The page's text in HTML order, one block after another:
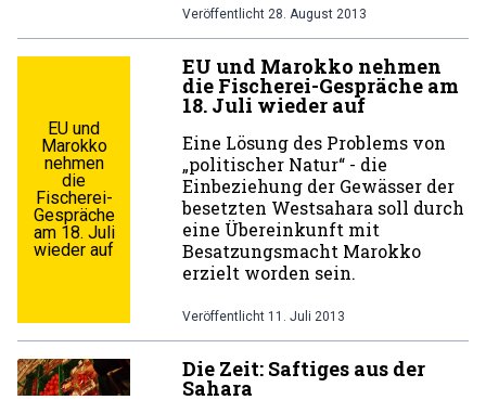
Veröffentlicht 28. August 2013
EU und
Marokko
nehmen
die
Fischerei-
Gespräche
am 18. Juli
wieder auf
EU und Marokko nehmen
die Fischerei-Gespräche am
18. Juli wieder auf
Eine Lösung des Problems von
„politischer Natur“ - die
Einbeziehung der Gewässer der
besetzten Westsahara soll durch
eine Übereinkunft mit
Besatzungsmacht Marokko
erzielt worden sein.
Veröffentlicht 11. Juli 2013
Die Zeit: Saftiges aus der
Sahara